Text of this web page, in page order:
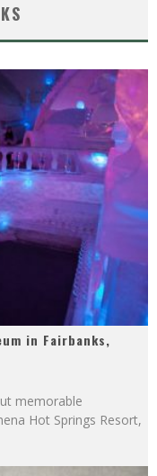
in Fairbanks,
memorable
Hot Springs Resort,